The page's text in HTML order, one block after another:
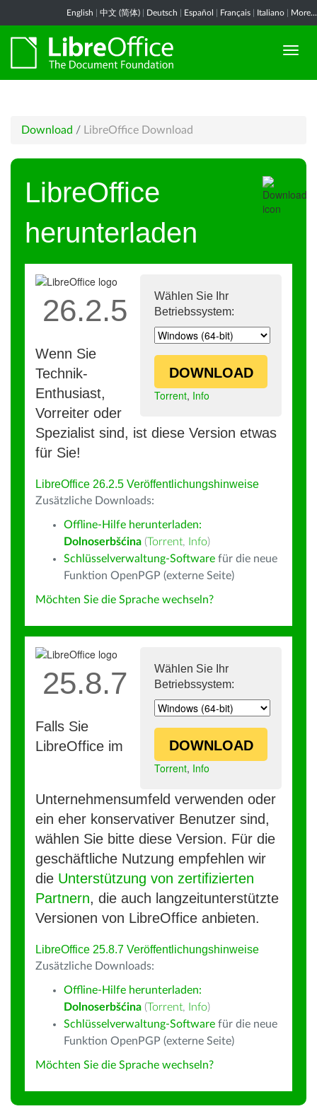
English 中文 (简体) Deutsch Español Français Italiano More...
Download / LibreOffice Download
LibreOffice
herunterladen
Wählen Sie Ihr
Betriebssystem:
DOWNLOAD
Torrent, Info
26.2.5
Wenn Sie
Technik-
Enthusiast,
Vorreiter oder
Spezialist sind, ist diese Version etwas
für Sie!
LibreOffice 26.2.5 Veröffentlichungshinweise
Zusätzliche Downloads:
Offline-Hilfe herunterladen:
Dolnoserbšćina (Torrent, Info)
Schlüsselverwaltung-Software für die neue
Funktion OpenPGP (externe Seite)
Möchten Sie die Sprache wechseln?
Wählen Sie Ihr
Betriebssystem:
DOWNLOAD
Torrent, Info
25.8.7
Falls Sie
LibreOffice im
Unternehmensumfeld verwenden oder
ein eher konservativer Benutzer sind,
wählen Sie bitte diese Version. Für die
geschäftliche Nutzung empfehlen wir
die Unterstützung von zertifizierten
Partnern, die auch langzeitunterstützte
Versionen von LibreOffice anbieten.
LibreOffice 25.8.7 Veröffentlichungshinweise
Zusätzliche Downloads:
Offline-Hilfe herunterladen:
Dolnoserbšćina (Torrent, Info)
Schlüsselverwaltung-Software für die neue
Funktion OpenPGP (externe Seite)
Möchten Sie die Sprache wechseln?